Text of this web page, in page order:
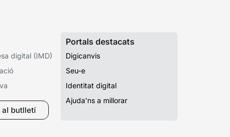
digital (IMD)
butlletí
Portals destacats
Digicanvis
Seu-e
Identitat digital
Ajuda’ns a millorar